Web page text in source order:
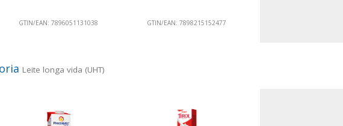
GTIN/EAN: 7896051131038 GTIN/EAN: 7898215152477
Leite longa vida (UHT)